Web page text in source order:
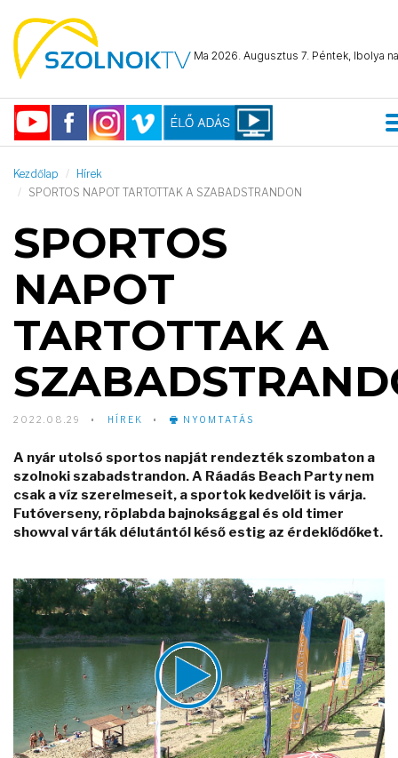
Ma 2026. Augusztus 7. Péntek, Ibolya
Kezdőlap
Hírek
SPORTOS NAPOT TARTOTTAK A SZABADSTRANDON
SPORTOS
NAPOT
TARTOTTAK A
2022.08.29 HÍREK NYOMTATÁS
A nyár utolsó sportos napját rendezték szombaton a
szolnoki szabadstrandon. A Ráadás Beach Party nem
csak a víz szerelmeseit, a sportok kedvelőit is várja.
Futóverseny, röplabda bajnoksággal és old timer
showval várták délutántól késő estig az érdeklődőket.
Video
Player